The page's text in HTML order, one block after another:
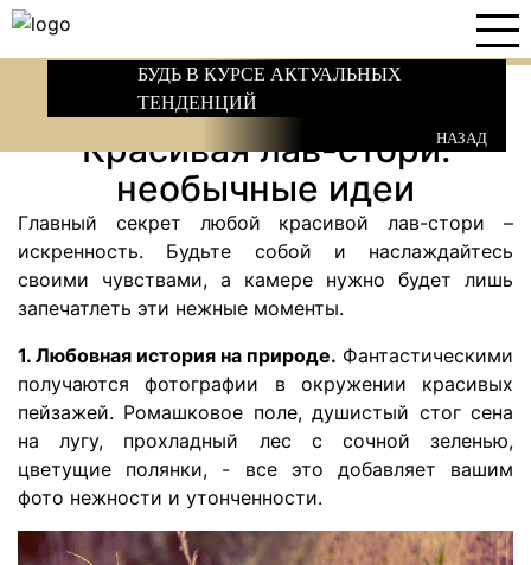
БУДЬ В КУРСЕ АКТУАЛЬНЫХ
ТЕНДЕНЦИЙ
НАЗАД
Красивая лав-стори:
необычные идеи
Главный секрет любой красивой лав-стори –
искренность. Будьте собой и наслаждайтесь
своими чувствами, а камере нужно будет лишь
запечатлеть эти нежные моменты.
1. Любовная история на природе. Фантастическими
получаются фотографии в окружении красивых
пейзажей. Ромашковое поле, душистый стог сена
на лугу, прохладный лес с сочной зеленью,
цветущие полянки, - все это добавляет вашим
фото нежности и утонченности.